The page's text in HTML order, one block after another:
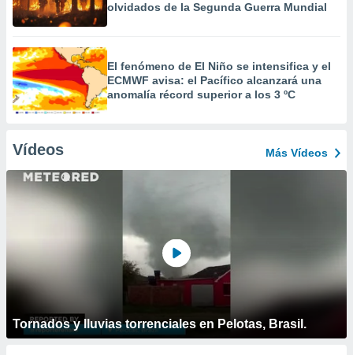
olvidados de la Segunda Guerra Mundial
El fenómeno de El Niño se intensifica y el
ECMWF avisa: el Pacífico alcanzará una
anomalía récord superior a los 3 ºC
Vídeos Más Vídeos
Tornados y lluvias torrenciales en Pelotas, Brasil.